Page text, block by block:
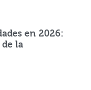
en 2026:
la